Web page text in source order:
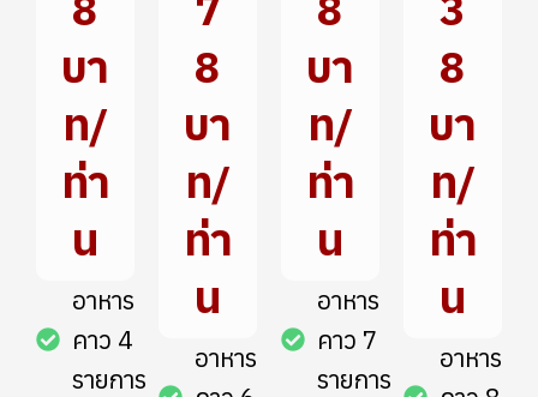
บา
ท/
ท่า
น
อาหาร
คาว 4
รายการ
8
บา
ท/
ท่า
น
อาหาร
บา
ท/
ท่า
น
อาหาร
คาว 7
รายการ
8
บา
ท/
ท่า
น
อาหาร